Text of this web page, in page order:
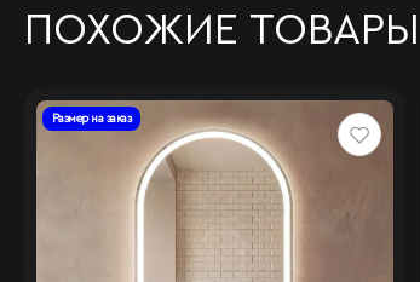
ПОХОЖИЕ ТОВАРЫ
Размер на заказ